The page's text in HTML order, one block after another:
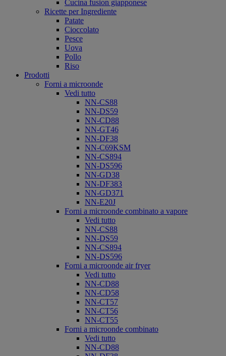
Cucina fusion giapponese
Ricette per Ingrediente
Patate
Cioccolato
Pesce
Uova
Pollo
Riso
Prodotti
Forni a microonde
Vedi tutto
NN-CS88
NN-DS59
NN-CD88
NN-GT46
NN-DF38
NN-C69KSM
NN-CS894
NN-DS596
NN-GD38
NN-DF383
NN-GD371
NN-E20J
Forni a microonde combinato a vapore
Vedi tutto
NN-CS88
NN-DS59
NN-CS894
NN-DS596
Forni a microonde air fryer
Vedi tutto
NN-CD88
NN-CD58
NN-CT57
NN-CT56
NN-CT55
Forni a microonde combinato
Vedi tutto
NN-CD88